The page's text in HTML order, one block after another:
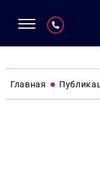
Главная